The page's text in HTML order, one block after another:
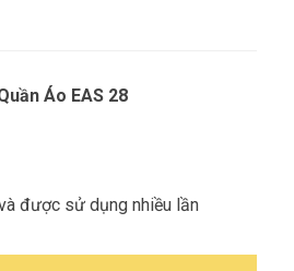
Áo EAS 28
được sử dụng nhiều lần